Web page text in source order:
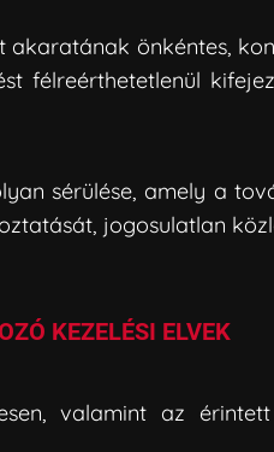
akaratának önkéntes,
félreérthetetlenül
sérülése, amely a
jogosulatlan
KEZELÉSI ELVEK
valamint az